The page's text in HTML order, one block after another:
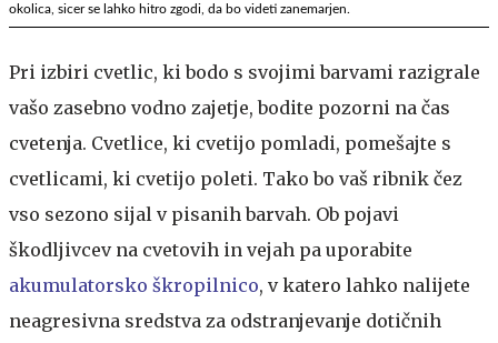
okolica, sicer se lahko hitro zgodi, da bo videti zanemarjen.
Pri izbiri cvetlic, ki bodo s svojimi barvami razigrale
vašo zasebno vodno zajetje, bodite pozorni na čas
cvetenja. Cvetlice, ki cvetijo pomladi, pomešajte s
cvetlicami, ki cvetijo poleti. Tako bo vaš ribnik čez
vso sezono sijal v pisanih barvah. Ob pojavi
škodljivcev na cvetovih in vejah pa uporabite
akumulatorsko škropilnico, v katero lahko nalijete
neagresivna sredstva za odstranjevanje dotičnih